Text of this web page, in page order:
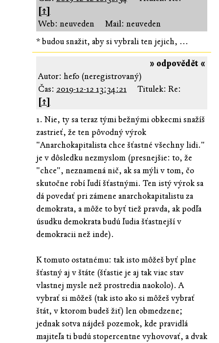
[↑]
Web: neuveden
Mail: neuveden
* budou snažit, aby si vybrali ten jejich, ...
» odpovědět «
Autor: hefo (neregistrovaný)
Čas: 2019-12-12 13:34:21
Titulek: Re:
[↑]
1. Nie, ty sa teraz tými bežnými obkecmi snažíš
zastrieť, že ten pôvodný výrok
"Anarchokapitalista chce šťastné všechny lidi."
je v dôsledku nezmyslom (presnejšie: to, že
"chce", neznamená nič, ak sa mýli v tom, čo
skutočne robí ľudí šťastnými. Ten istý výrok sa
dá povedať pri zámene anarchokapitalistu za
demokrata, a môže to byť tiež pravda, ak podľa
úsudku demokrata budú ľudia šťastnejší v
demokracii než inde).
K tomuto ostatnému: tak isto môžeš byť plne
šťastný aj v štáte (šťastie je aj tak viac stav
vlastnej mysle než prostredia naokolo). A
vybrať si môžeš (tak isto ako si môžeš vybrať
štát, v ktorom budeš žiť) len obmedzene;
jednak sotva nájdeš pozemok, kde pravidlá
majiteľa ti budú stopercentne vyhovovať, a dvak